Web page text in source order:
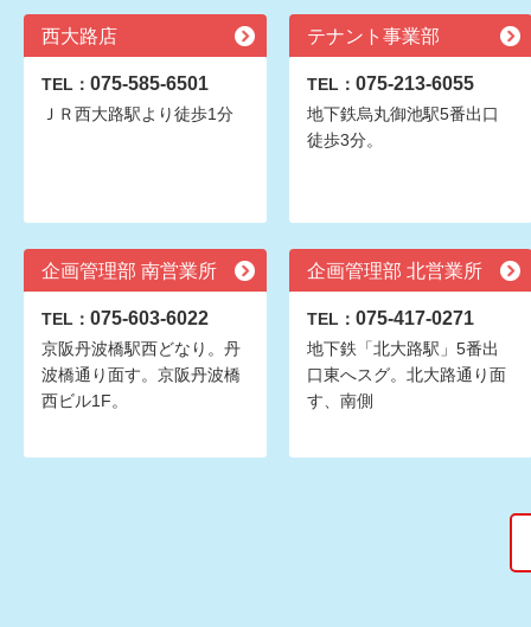
西大路店
TEL： 075-585-6501
ＪＲ西大路駅より徒歩1分
テナント事業部
TEL： 075-213-6055
地下鉄烏丸御池駅5番出口
徒歩3分。
企画管理部 南営業所
TEL： 075-603-6022
京阪丹波橋駅西どなり。丹
波橋通り面す。京阪丹波橋
西ビル1F。
企画管理部 北営業所
TEL： 075-417-0271
地下鉄「北大路駅」5番出
口東へスグ。北大路通り面
す、南側